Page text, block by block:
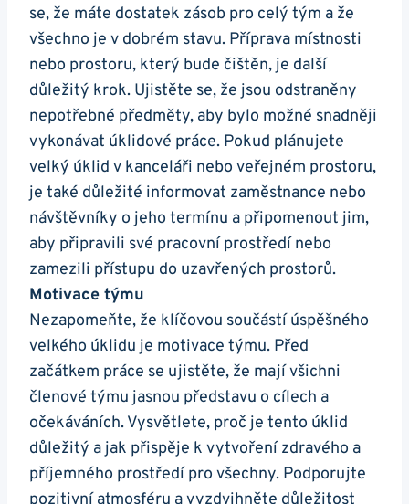
se, že máte dostatek zásob pro celý tým a že
všechno je v dobrém stavu. Příprava místnosti
nebo prostoru, který bude čištěn, je další
důležitý krok. Ujistěte se, že jsou odstraněny
nepotřebné předměty, aby bylo možné snadněji
vykonávat úklidové práce. Pokud plánujete
velký úklid v kanceláři nebo veřejném prostoru,
je také důležité informovat zaměstnance nebo
návštěvníky o jeho termínu a připomenout jim,
aby připravili své pracovní prostředí nebo
zamezili přístupu do uzavřených prostorů.
Motivace týmu
Nezapomeňte, že klíčovou součástí úspěšného
velkého úklidu je motivace týmu. Před
začátkem práce se ujistěte, že mají všichni
členové týmu jasnou představu o cílech a
očekáváních. Vysvětlete, proč je tento úklid
důležitý a jak přispěje k vytvoření zdravého a
příjemného prostředí pro všechny. Podporujte
pozitivní atmosféru a vyzdvihněte důležitost